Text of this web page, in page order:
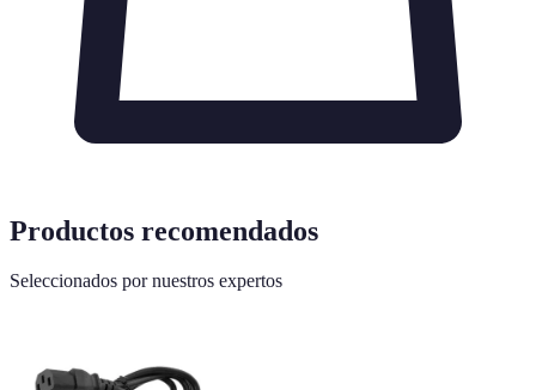
Productos recomendados
Seleccionados por nuestros expertos